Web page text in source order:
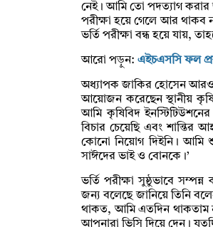
নেই। আমি তো পদত্যাগ করার
পরীক্ষা হয়ে গেলে আর থাকব
ভর্তি পরীক্ষা বন্ধ হয়ে যায়,
আরো পড়ুন: এইচএসসি ফল
অধ্যাপক জাকির হোসেন আরও
আয়োজন করেছেন স্থানীয়
আমি কৃষিবিদ ইনস্টিটিউশনের
বিচার চেয়েছি এবং শান্তির
কোনো নিয়োগ দিইনি। আমি
সাঈদের ভাই ও বোনকে।’
ভর্তি পরীক্ষা সুষ্ঠুভাবে
জন্য বলেছে জানিয়ে তিনি
থাকত, আমি এতদিন থাকতাম
আপনারা ভিসি দিয়ে দেন।